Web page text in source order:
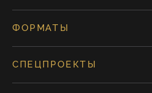
ФОРМАТЫ
СПЕЦПРОЕКТЫ